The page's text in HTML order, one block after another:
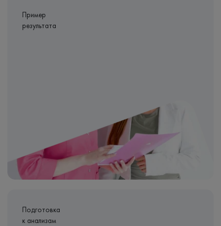
Пример
результата
Подготовка
к анализам